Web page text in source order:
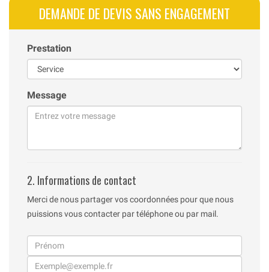
DEMANDE DE DEVIS SANS ENGAGEMENT
Prestation
Message
2. Informations de contact
Merci de nous partager vos coordonnées pour que nous
puissions vous contacter par téléphone ou par mail.